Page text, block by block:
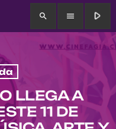
search menu play_arrow
LLEGA A
11 DE